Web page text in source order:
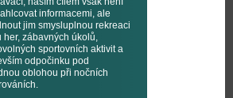
informacemi, ale
jim smysluplnou rekreaci
her, zábavných úkolů,
sportovních aktivit a
odpočinku pod
oblohou při nočních